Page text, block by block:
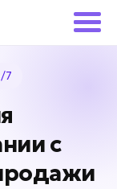
7
с